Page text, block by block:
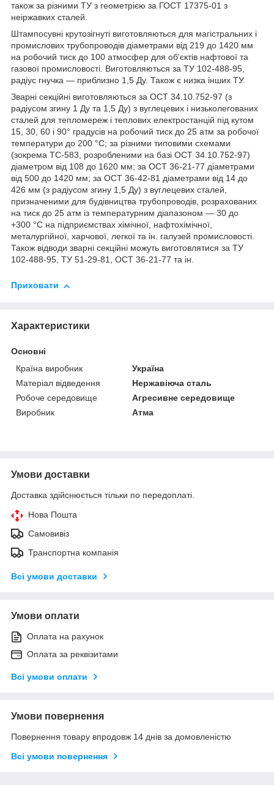
також за різними ТУ з геометрією за ГОСТ 17375-01 з
неіржавких сталей.
Штампосувні крутозігнуті виготовляються для магістральних і
промислових трубопроводів діаметрами від 219 до 1420 мм
на робочий тиск до 100 атмосфер для об'єктів нафтової та
газової промисловості. Виготовляються за ТУ 102-488-95,
радіус гнучка — приблизно 1,5 Ду. Також є низка інших ТУ.
Зварні секційні виготовляються за ОСТ 34.10.752-97 (з
радіусом згину 1 Ду та 1,5 Ду) з вуглецевих і низьколегованих
сталей для тепломереж і теплових електростанцій під кутом
15, 30, 60 і 90° градусів на робочий тиск до 25 атм за робочої
температури до 200 °C; за різними типовими схемами
(зокрема ТС-583, розробленими на базі ОСТ 34.10.752-97)
діаметром від 108 до 1620 мм; за ОСТ 36-21-77 діаметрами
від 500 до 1420 мм; за ОСТ 36-42-81 діаметрами від 14 до
426 мм (з радіусом згину 1,5 Ду) з вуглецевих сталей,
призначеними для будівництва трубопроводів, розрахованих
на тиск до 25 атм із температурним діапазоном — 30 до
+300 °C на підприємствах хімічної, нафтохімічної,
металургійної, харчової, легкої та ін. галузей промисловості.
Також відводи зварні секційні можуть виготовлятися за ТУ
102-488-95, ТУ 51-29-81, ОСТ 36-21-77 та ін.
Приховати
Характеристики
Основні
Країна виробник
Україна
Матеріал відведення
Нержавіюча сталь
Робоче середовище
Агресивне середовище
Виробник
Атма
Умови доставки
Доставка здійснюється тільки по передоплаті.
Нова Пошта
Самовивіз
Транспортна компанія
Всі умови доставки
Умови оплати
Оплата на рахунок
Оплата за реквізитами
Всі умови оплати
Умови повернення
Повернення товару впродовж 14 днів за домовленістю
Всі умови повернення